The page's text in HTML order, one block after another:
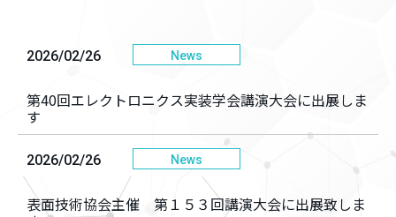
2026/02/26 News
第40回エレクトロニクス実装学会講演大会に出展しま
す
2026/02/26 News
表面技術協会主催 第１５３回講演大会に出展致しま